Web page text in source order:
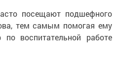
посещают подшефного
тем самым помогая ему
по воспитательной работе